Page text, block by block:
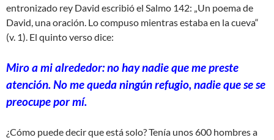
entronizado rey David escribió el Salmo 142: „Un poema de
David, una oración. Lo compuso mientras estaba en la cueva“
(v. 1). El quinto verso dice:
Miro a mi alrededor: no hay nadie que me preste
atención. No me queda ningún refugio, nadie que se se
preocupe por mí.
¿Cómo puede decir que está solo? Tenía unos 600 hombres a